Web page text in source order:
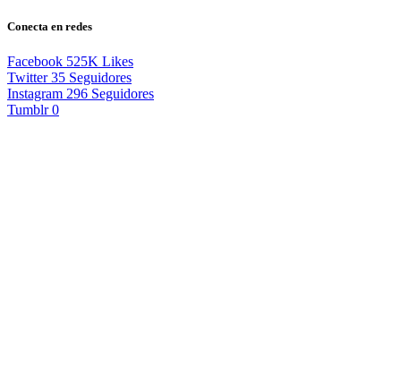
Conecta en redes
Facebook 525K Likes
Twitter 35 Seguidores
Instagram 296 Seguidores
Tumblr 0